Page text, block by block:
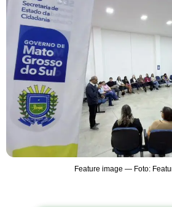
Feature image — Foto: